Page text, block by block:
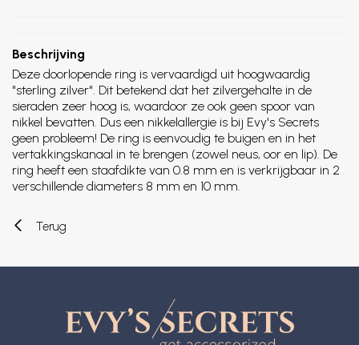
Beschrijving
Deze doorlopende ring is vervaardigd uit hoogwaardig
"sterling zilver". Dit betekend dat het zilvergehalte in de
sieraden zeer hoog is, waardoor ze ook geen spoor van
nikkel bevatten. Dus een nikkelallergie is bij Evy's Secrets
geen probleem! De ring is eenvoudig te buigen en in het
vertakkingskanaal in te brengen (zowel neus, oor en lip). De
ring heeft een staafdikte van 0.8 mm en is verkrijgbaar in 2
verschillende diameters 8 mm en 10 mm.
Terug